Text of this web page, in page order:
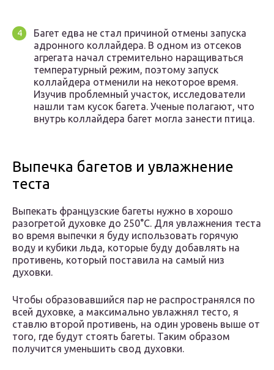
Багет едва не стал причиной отмены запуска
адронного коллайдера. В одном из отсеков
агрегата начал стремительно наращиваться
температурный режим, поэтому запуск
коллайдера отменили на некоторое время.
Изучив проблемный участок, исследователи
нашли там кусок багета. Ученые полагают, что
внутрь коллайдера багет могла занести птица.
Выпечка багетов и увлажнение
теста
Выпекать французские багеты нужно в хорошо
разогретой духовке до 250°С. Для увлажнения теста
во время выпечки я буду использовать горячую
воду и кубики льда, которые буду добавлять на
противень, который поставила на самый низ
духовки.
Чтобы образовавшийся пар не распространялся по
всей духовке, а максимально увлажнял тесто, я
ставлю второй противень, на один уровень выше от
того, где будут стоять багеты. Таким образом
получится уменьшить свод духовки.